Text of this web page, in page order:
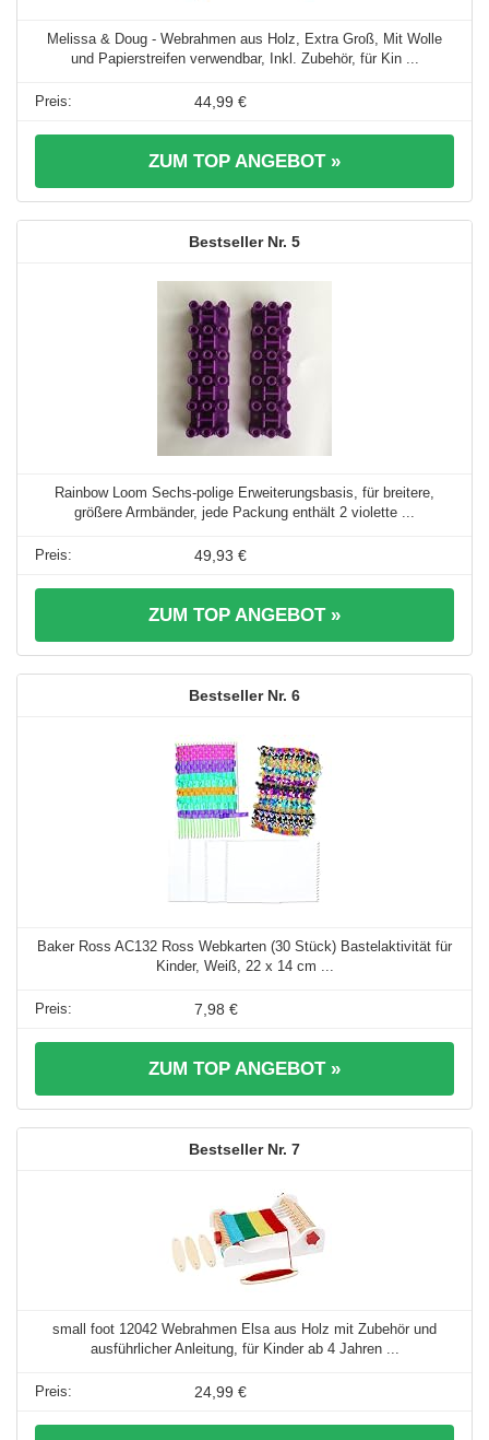
Melissa & Doug - Webrahmen aus Holz, Extra Groß, Mit Wolle
und Papierstreifen verwendbar, Inkl. Zubehör, für Kin ...
44,99 €
ZUM TOP ANGEBOT »
5
Rainbow Loom Sechs-polige Erweiterungsbasis, für breitere,
größere Armbänder, jede Packung enthält 2 violette ...
49,93 €
ZUM TOP ANGEBOT »
6
Baker Ross AC132 Ross Webkarten (30 Stück) Bastelaktivität für
Kinder, Weiß, 22 x 14 cm ...
7,98 €
ZUM TOP ANGEBOT »
7
small foot 12042 Webrahmen Elsa aus Holz mit Zubehör und
ausführlicher Anleitung, für Kinder ab 4 Jahren ...
24,99 €